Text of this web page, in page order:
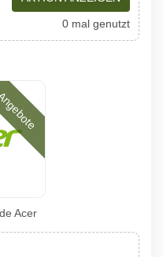
0 mal genutzt
Acer